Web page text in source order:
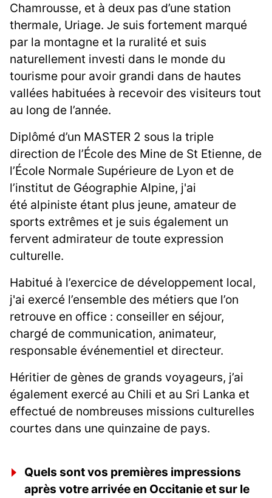
Chamrousse, et à deux pas d’une station
thermale, Uriage. Je suis fortement marqué
par la montagne et la ruralité et suis
naturellement investi dans le monde du
tourisme pour avoir grandi dans de hautes
vallées habituées à recevoir des visiteurs tout
au long de l’année.
Diplômé d’un MASTER 2 sous la triple
direction de l’École des Mine de St Etienne, de
l’École Normale Supérieure de Lyon et de
l’institut de Géographie Alpine, j'ai
été alpiniste étant plus jeune, amateur de
sports extrêmes et je suis également un
fervent admirateur de toute expression
culturelle.
Habitué à l’exercice de développement local,
j'ai exercé l’ensemble des métiers que l’on
retrouve en office : conseiller en séjour,
chargé de communication, animateur,
responsable événementiel et directeur.
Héritier de gènes de grands voyageurs, j’ai
également exercé au Chili et au Sri Lanka et
effectué de nombreuses missions culturelles
courtes dans une quinzaine de pays.
Quels sont vos premières impressions
après votre arrivée en Occitanie et sur le